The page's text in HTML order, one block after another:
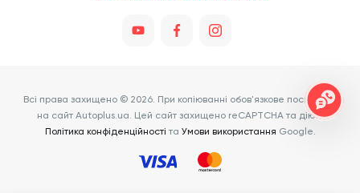
Всі права захищено © 2026. При копіюванні обов'язкове посилання
на сайт Autoplus.ua. Цей сайт захищено reCAPTCHA та діють
Політика конфіденційності та Умови використання Google.